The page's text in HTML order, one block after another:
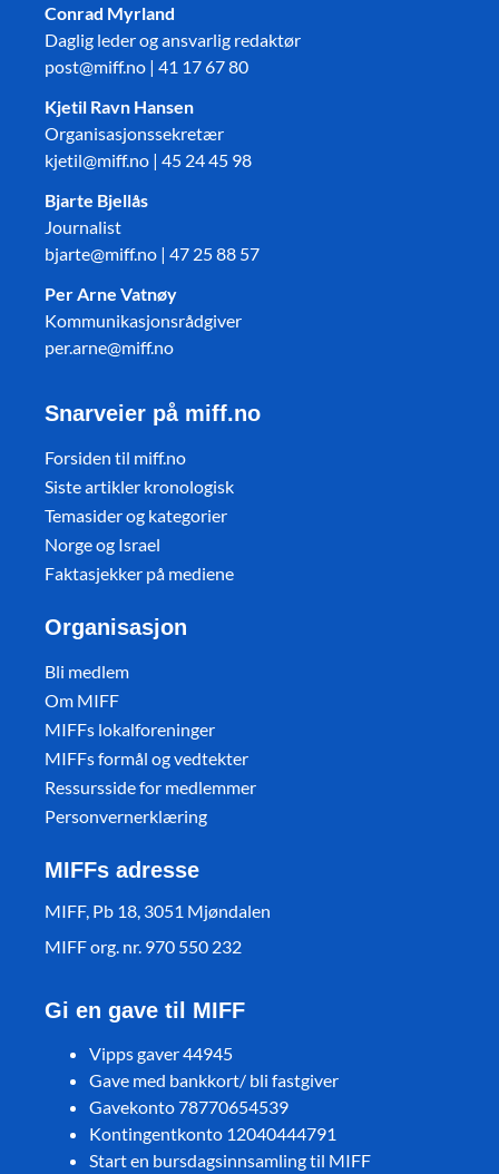
Conrad Myrland
Daglig leder og ansvarlig redaktør
post@miff.no | 41 17 67 80
Kjetil Ravn Hansen
Organisasjonssekretær
kjetil@miff.no | 45 24 45 98
Bjarte Bjellås
Journalist
bjarte@miff.no | 47 25 88 57
Per Arne Vatnøy
Kommunikasjonsrådgiver
per.arne@miff.no
Snarveier på miff.no
Forsiden til miff.no
Siste artikler kronologisk
Temasider og kategorier
Norge og Israel
Faktasjekker på mediene
Organisasjon
Bli medlem
Om MIFF
MIFFs lokalforeninger
MIFFs formål og vedtekter
Ressursside for medlemmer
Personvernerklæring
MIFFs adresse
MIFF, Pb 18, 3051 Mjøndalen
MIFF org. nr. 970 550 232
Gi en gave til MIFF
Vipps gaver 44945
Gave med bankkort/ bli fastgiver
Gavekonto 78770654539
Kontingentkonto 12040444791
Start en bursdagsinnsamling til MIFF